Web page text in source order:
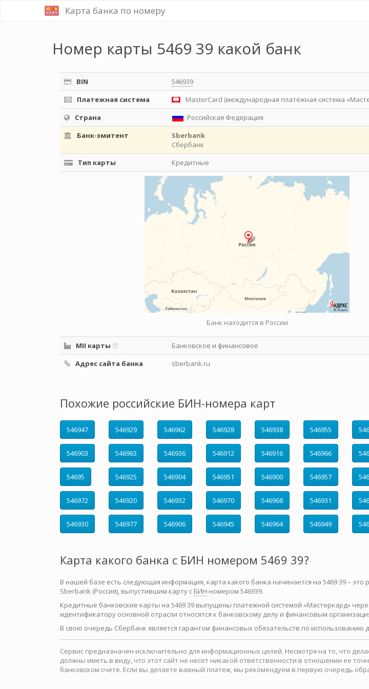
Карта банка по номеру
Номер карты 5469 39 какой банк
BIN
546939
Платежная система
MasterCard (международная платёжная система
Страна
Российская Федерация
Банк-эмитент
Sberbank
Сбербанк
Тип карты
Кредитные
Банк находится в России
MII карты
Банковское и финансовое
Адрес сайта банка
sberbank.ru
Похожие российские БИН-номера карт
546947 546929 546962 546928 546938 546955
546903 546963 546936 546912 546916 546966
54695 546925 546904 546951 546900 546957
546972 546920 546932 546970 546968 546931
546930 546977 546906 546945 546964 546949
Карта какого банка с БИН номером 5469 39?
В нашей базе есть следующая информация, карта какого банка начинается на 5469 39 – это
Sberbank (Россия), выпустившим карту с БИН-номером 546939.
Кредитные банковские карты на 5469 39 выпущены платежной системой «Мастеркард»
идентификатору основной отрасли относятся к банковскому делу и финансовым
В свою очередь Сбербанк является гарантом финансовых обязательств по использованию
Сервис предназначен исключительно для информационных целей. Несмотря на то, что
должны иметь в виду, что этот сайт не несет никакой ответственности в отношении ее
банковском счете. Если вы делаете важный платеж, мы рекомендуем в первую очередь